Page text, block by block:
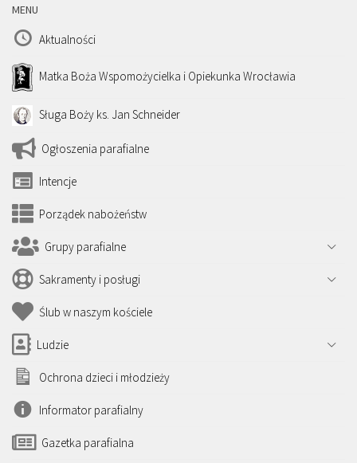
MENU
Aktualności
Matka Boża Wspomożycielka i Opiekunka Wrocławia
Sługa Boży ks. Jan Schneider
Ogłoszenia parafialne
Intencje
Porządek nabożeństw
Grupy parafialne
Sakramenty i posługi
Ślub w naszym kościele
Ludzie
Ochrona dzieci i młodzieży
Informator parafialny
Gazetka parafialna